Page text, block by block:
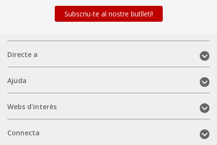
Subscriu-te al nostre butlletí!
Directe
a
Directe a
Ajuda
(mobile)
Ajuda
Webs
d'interès
Webs d'interès
Connecta
Connecta